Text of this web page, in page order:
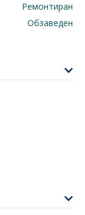
Ремонтиран
Обзаведен